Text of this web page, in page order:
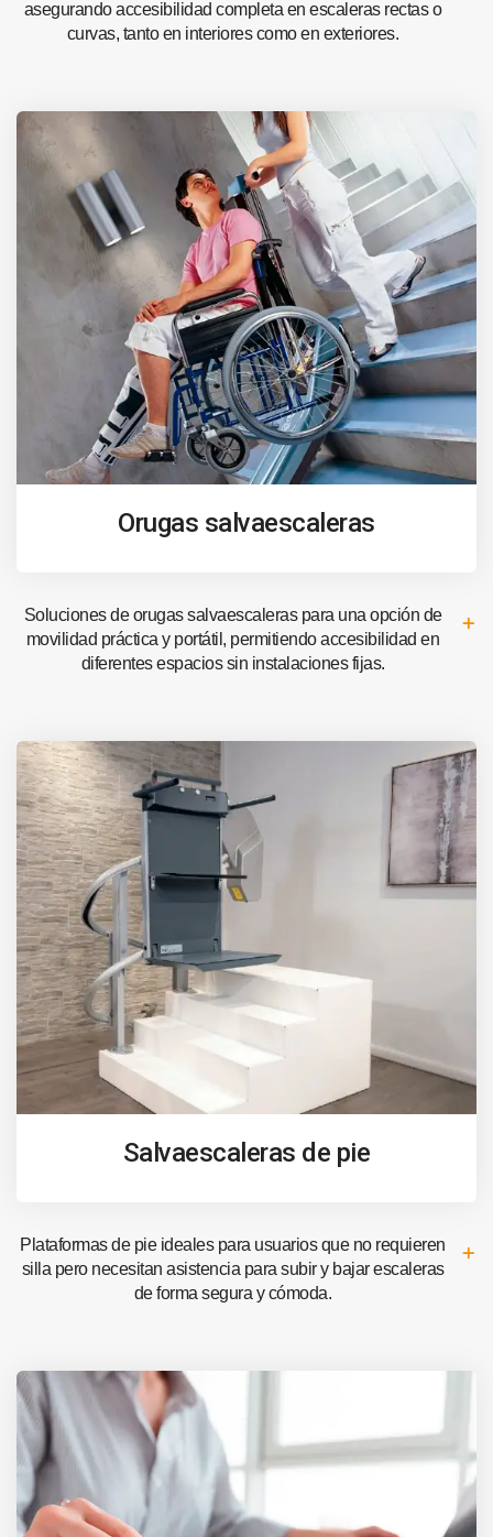
asegurando accesibilidad completa en escaleras rectas o
curvas, tanto en interiores como en exteriores.
Orugas salvaescaleras
Soluciones de orugas salvaescaleras para una opción de
movilidad práctica y portátil, permitiendo accesibilidad en
diferentes espacios sin instalaciones fijas.
Salvaescaleras de pie
Plataformas de pie ideales para usuarios que no requieren
silla pero necesitan asistencia para subir y bajar escaleras
de forma segura y cómoda.